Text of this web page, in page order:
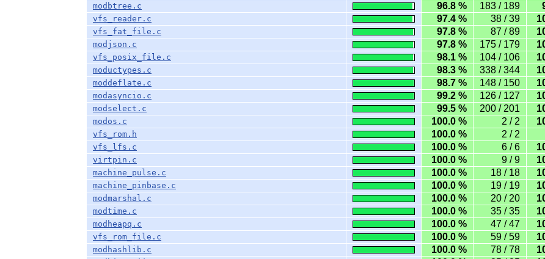
modbtree.c 96.8 % 183 / 189
vfs_reader.c 97.4 % 38 / 39
vfs_fat_file.c 97.8 % 87 / 89
modjson.c 97.8 % 175 / 179
vfs_posix_file.c 98.1 % 104 / 106
moductypes.c 98.3 % 338 / 344
moddeflate.c 98.7 % 148 / 150
modasyncio.c 99.2 % 126 / 127
modselect.c 99.5 % 200 / 201
modos.c 100.0 % 2 / 2
vfs_rom.h 100.0 % 2 / 2
vfs_lfs.c 100.0 % 6 / 6
virtpin.c 100.0 % 9 / 9
machine_pulse.c 100.0 % 18 / 18
machine_pinbase.c 100.0 % 19 / 19
modmarshal.c 100.0 % 20 / 20
modtime.c 100.0 % 35 / 35
modheapq.c 100.0 % 47 / 47
vfs_rom_file.c 100.0 % 59 / 59
modhashlib.c 100.0 % 78 / 78